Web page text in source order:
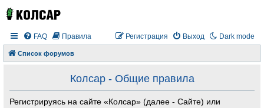
Dark mode
FAQ Правила Выход
Регистрация
Список форумов
Колсар - Общие правила
Регистрируясь на сайте «Колсар» (далее - Сайте) или